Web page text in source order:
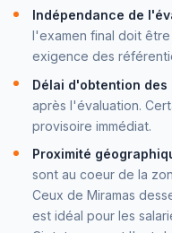
Indépendance de
l'examen final doit
exigence des
Délai d'obtention des
après l'évaluation.
provisoire immédiat.
Proximité
sont au coeur de la
Ceux de Miramas
est idéal pour les